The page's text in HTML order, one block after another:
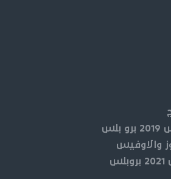
والاوفيس